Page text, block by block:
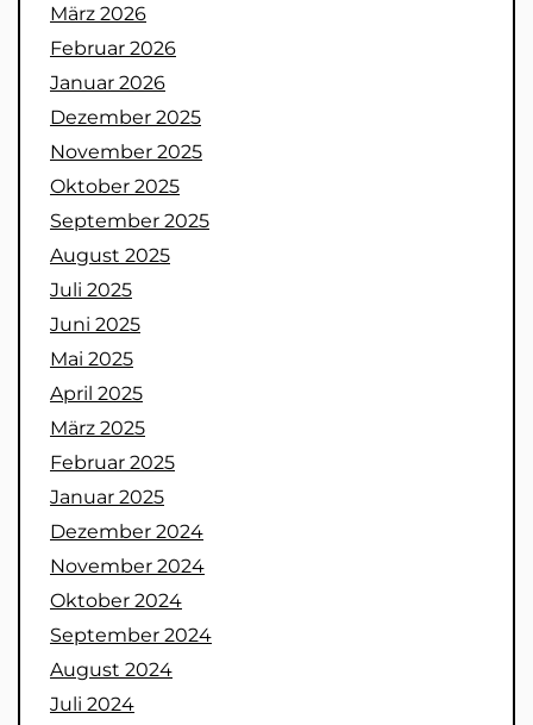
März 2026
Februar 2026
Januar 2026
Dezember 2025
November 2025
Oktober 2025
September 2025
August 2025
Juli 2025
Juni 2025
Mai 2025
April 2025
März 2025
Februar 2025
Januar 2025
Dezember 2024
November 2024
Oktober 2024
September 2024
August 2024
Juli 2024